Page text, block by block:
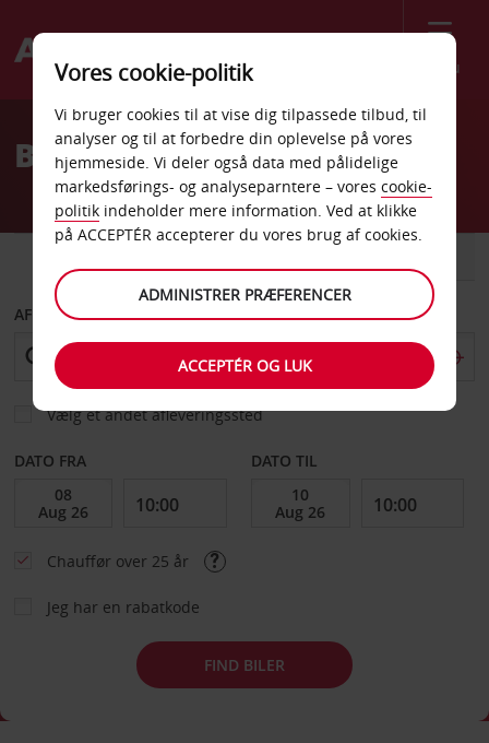
Menu
Welcome
AvisBilleje Schorndorf
AFHENT FRA
Vælg et andet afleveringssted
DATO FRA DATO TIL
Chauffør over 25 år
Jeg har en rabatkode
FIND BILER
Vores cookie-politik
Vi bruger cookies til at vise dig tilpassede tilbud, til
analyser og til at forbedre din oplevelse på vores
hjemmeside. Vi deler også data med pålidelige
markedsførings- og analyseparntere – vores cookie-
politik indeholder mere information. Ved at klikke
på ACCEPTÉR accepterer du vores brug af cookies.
ADMINISTRER PRÆFERENCER
ACCEPTÉR OG LUK